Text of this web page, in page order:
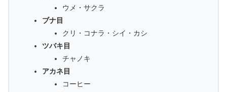
ウメ・サクラ
ブナ目
クリ・コナラ・シイ・カシ
ツバキ目
チャノキ
アカネ目
コーヒー